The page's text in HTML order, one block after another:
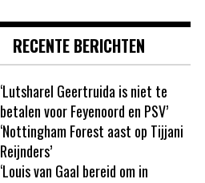
RECENTE BERICHTEN
‘Lutsharel Geertruida is niet te
betalen voor Feyenoord en PSV’
‘Nottingham Forest aast op Tijjani
Reijnders’
‘Louis van Gaal bereid om in